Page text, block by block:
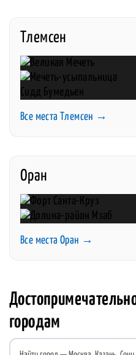
Тлемсен
Все места Тлемсен →
Оран
Все места Оран →
городам
Найти город